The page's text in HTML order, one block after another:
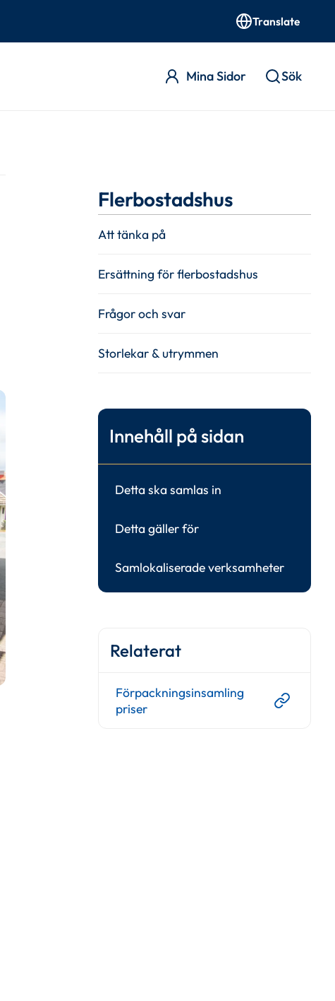
Translate
Mina Sidor Sök
Flerbostadshus
Att tänka på
Ersättning för flerbostadshus
Frågor och svar
Storlekar & utrymmen
Innehåll på sidan
Detta ska samlas in
Detta gäller för
Samlokaliserade verksamheter
Relaterat
Förpackningsinsamling
priser